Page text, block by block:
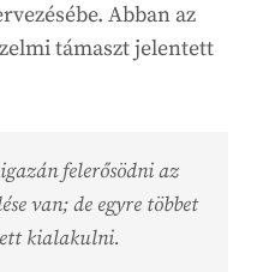
Abban az
támaszt jelentett
felerősödni az
van; de egyre többet
kialakulni.